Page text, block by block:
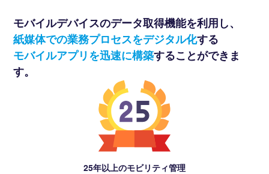
モバイルデバイスのデータ取得機能を利用し、
紙媒体での業務プロセスをデジタル化する
モバイルアプリを迅速に構築することができま
す。
25年以上のモビリティ管理